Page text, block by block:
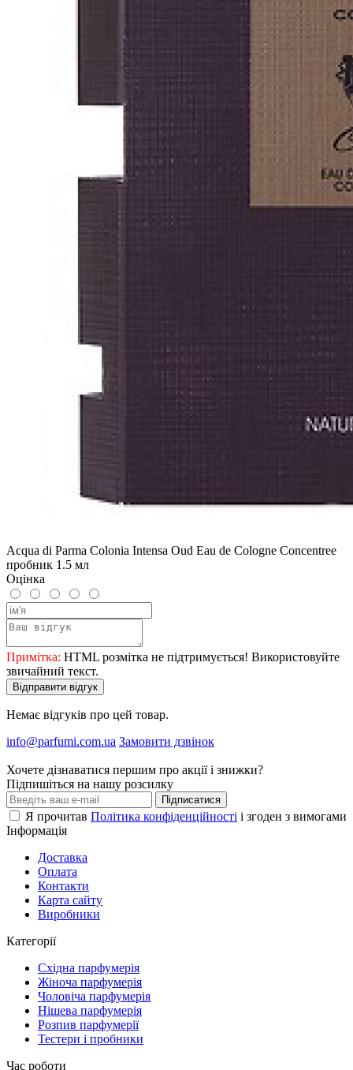
Acqua di Parma Colonia Intensa Oud Eau de Cologne Concentree
пробник 1.5 мл
Оцінка
Примітка: HTML розмітка не підтримується! Використовуйте
звичайний текст.
Відправити відгук
Немає відгуків про цей товар.
info@parfumi.com.ua Замовити дзвінок
Хочете дізнаватися першим про акції і знижки?
Підпишіться на нашу розсилку
Підписатися
Я прочитав Політика конфіденційності і згоден з вимогами
Інформація
Доставка
Оплата
Контакти
Карта сайту
Виробники
Категорії
Східна парфумерія
Жіноча парфумерія
Чоловіча парфумерія
Нішева парфумерія
Розпив парфумерії
Тестери і пробники
Час роботи